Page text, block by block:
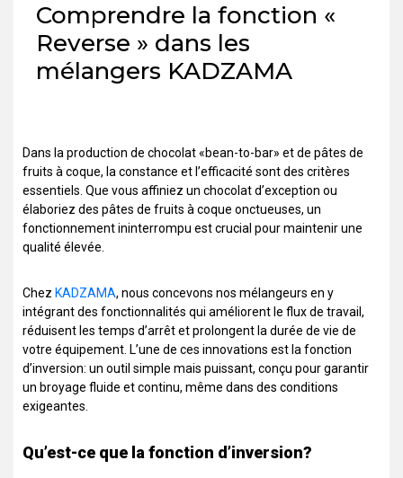
Comprendre la fonction «
Reverse » dans les
mélangers KADZAMA
Dans la production de chocolat «bean-to-bar» et de pâtes de
fruits à coque, la constance et l’efficacité sont des critères
essentiels. Que vous affiniez un chocolat d’exception ou
élaboriez des pâtes de fruits à coque onctueuses, un
fonctionnement ininterrompu est crucial pour maintenir une
qualité élevée.
Chez KADZAMA, nous concevons nos mélangeurs en y
intégrant des fonctionnalités qui améliorent le flux de travail,
réduisent les temps d’arrêt et prolongent la durée de vie de
votre équipement. L’une de ces innovations est la fonction
d’inversion: un outil simple mais puissant, conçu pour garantir
un broyage fluide et continu, même dans des conditions
exigeantes.
Qu’est-ce que la fonction d’inversion?